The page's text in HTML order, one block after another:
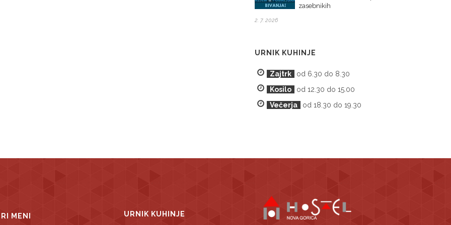
zasebnikih
2. 7. 2026
URNIK KUHINJE
Zajtrk
od 6.30 do 8.30
Kosilo
od 12.30 do 15.00
Večerja
od 18.30 do 19.30
MENI URNIK KUHINJE